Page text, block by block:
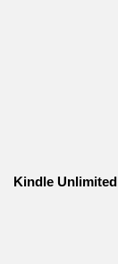
Kindle Unlimited